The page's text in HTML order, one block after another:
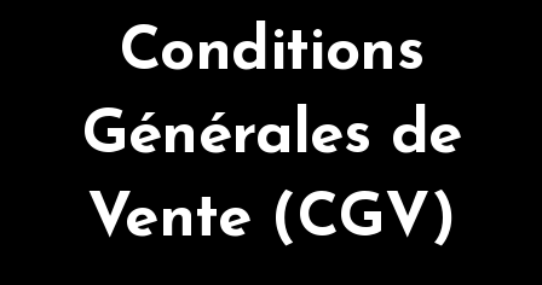
Conditions
Générales de
Vente (CGV)